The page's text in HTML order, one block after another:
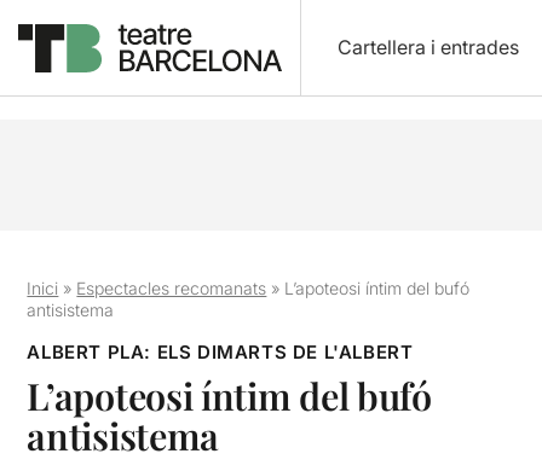
Cartellera i entrades
Inici » Espectacles recomanats » L’apoteosi íntim del bufó
antisistema
ALBERT PLA: ELS DIMARTS DE L'ALBERT
L’apoteosi íntim del bufó
antisistema